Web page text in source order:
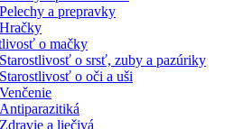
Pelechy a prepravky
Hračky
o mačky
Starostlivosť o srsť, zuby a pazúriky
Starostlivosť o oči a uši
Venčenie
Antiparazitiká
Zdravie a liečivá